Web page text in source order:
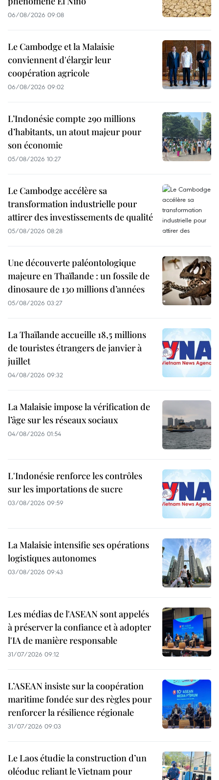
06/08/2026 09:08
Le Cambodge et la Malaisie
conviennent d'élargir leur
coopération agricole
06/08/2026 09:02
L’Indonésie compte 290 millions
d’habitants, un atout majeur pour
son économie
05/08/2026 10:27
Le Cambodge accélère sa
transformation industrielle pour
attirer des investissements de qualité
05/08/2026 08:28
Une découverte paléontologique
majeure en Thaïlande : un fossile de
dinosaure de 130 millions d’années
05/08/2026 03:27
La Thaïlande accueille 18,5 millions
de touristes étrangers de janvier à
juillet
04/08/2026 09:32
La Malaisie impose la vérification de
l’âge sur les réseaux sociaux
04/08/2026 01:54
L'Indonésie renforce les contrôles
sur les importations de sucre
03/08/2026 09:59
La Malaisie intensifie ses opérations
logistiques autonomes
03/08/2026 09:43
Les médias de l'ASEAN sont appelés
à préserver la confiance et à adopter
l'IA de manière responsable
31/07/2026 09:12
L’ASEAN insiste sur la coopération
maritime fondée sur des règles pour
renforcer la résilience régionale
31/07/2026 09:03
Le Laos étudie la construction d’un
oléoduc reliant le Vietnam pour